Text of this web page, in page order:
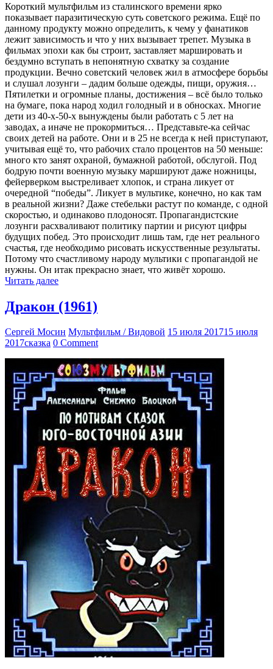
Короткий мультфильм из сталинского времени ярко
показывает паразитическую суть советского режима. Ещё по
данному продукту можно определить, к чему у фанатиков
лежит зависимость и что у них вызывает трепет. Музыка в
фильмах эпохи как бы строит, заставляет маршировать и
бездумно вступать в непонятную схватку за создание
продукции. Вечно советский человек жил в атмосфере борьбы
и слушал лозунги – дадим больше одежды, пищи, оружия…
Пятилетки и огромные планы, достижения – всё было только
на бумаге, пока народ ходил голодный и в обносках. Многие
дети из 40-х-50-х вынуждены были работать с 5 лет на
заводах, а иначе не прокормиться… Представьте-ка сейчас
своих детей на работе. Они и в 25 не всегда к ней приступают,
учитывая ещё то, что рабочих стало процентов на 50 меньше:
много кто занят охраной, бумажной работой, обслугой. Под
бодрую почти военную музыку маршируют даже ножницы,
фейерверком выстреливает хлопок, и страна ликует от
очередной “победы”. Ликует в мультике, конечно, но как там
в реальной жизни? Даже стебельки растут по команде, с одной
скоростью, и одинаково плодоносят. Пропагандистские
лозунги расхваливают политику партии и рисуют цифры
будущих побед. Это происходит лишь там, где нет реального
счастья, где необходимо рисовать искусственные результаты.
Потому что счастливому народу мультики с пропагандой не
нужны. Он итак прекрасно знает, что живёт хорошо.
Читать далее
Дракон (1961)
Сергей Мосин Мультфильм / Видовой 15 июля 201715 июля
2017сказка 0 Comment